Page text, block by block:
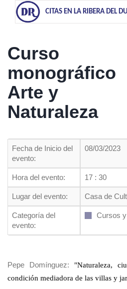
CITAS EN LA RIBERA DEL
Curso
monográfico
Arte y
Naturaleza
Fecha de Inicio del
evento:
08/03/2023
Hora del evento: 17 : 30
Lugar del evento: Casa de
Categoría del
evento:
Cursos
Pepe Domínguez: "Naturaleza,
condición mediadora de las villas y